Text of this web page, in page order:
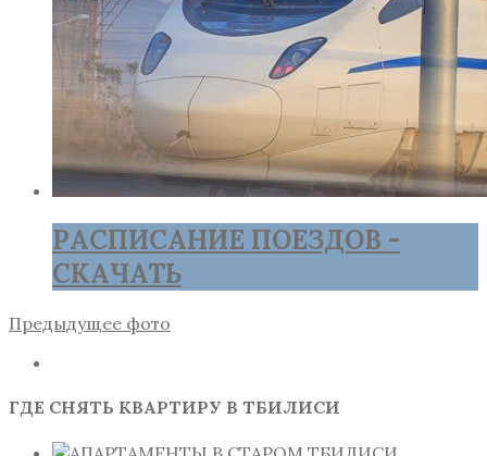
РАСПИСАНИЕ ПОЕЗДОВ -
СКАЧАТЬ
Предыдущее фото
ГДЕ СНЯТЬ КВАРТИРУ В ТБИЛИСИ